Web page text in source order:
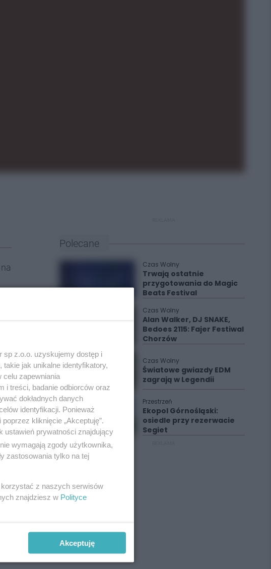
Polecane
Czas Wolny
Trwają ostatnie
przygotowania do Magic
Beats Festival
Czas Wolny
Alan Walker, DJ SNAKE,
Bedoes 2115: Fajer Festiwal
Chorzów
Czas Wolny
Światowe gwiazdy EDM
zagrają w Legendii
Przestrzeń
Ekopol Górnośląski:
osiedle przy rezerwacie
Segiet
sp z.o.o. uzyskujemy dostęp i
jak unikalne identyfikatory,
celu zapewniania
i treści, badanie odbiorców oraz
dokładnych danych
identyfikacji. Ponieważ
kliknięcie „Akceptuję”.
ustawień prywatności znajdujący
wymagają zgody użytkownika,
zastosowania tylko na tej
z naszych serwisów
znajdziesz w Polityce
Akceptuję